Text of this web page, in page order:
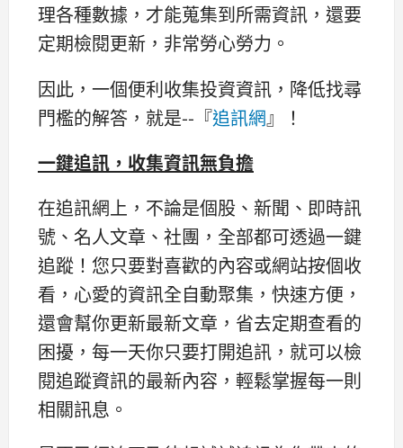
理各種數據，才能蒐集到所需資訊，還要
定期檢閱更新，非常勞心勞力。
因此，一個便利收集投資資訊，降低找尋
門檻的解答，就是--『追訊網』！
一鍵追訊，收集資訊無負擔
在追訊網上，不論是個股、新聞、即時訊
號、名人文章、社團，全部都可透過一鍵
追蹤！您只要對喜歡的內容或網站按個收
看，心愛的資訊全自動聚集，快速方便，
還會幫你更新最新文章，省去定期查看的
困擾，每一天你只要打開追訊，就可以檢
閱追蹤資訊的最新內容，輕鬆掌握每一則
相關訊息。